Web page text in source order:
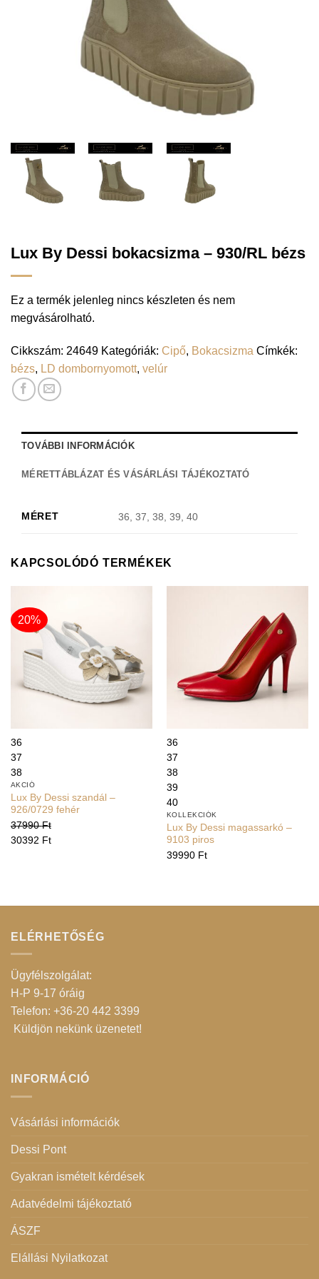
Lux By Dessi bokacsizma – 930/RL bézs
Ez a termék jelenleg nincs készleten és nem
megvásárolható.
Cikkszám: 24649 Kategóriák: Cipő, Bokacsizma Címkék:
bézs, LD dombornyomott, velúr
TOVÁBBI INFORMÁCIÓK
MÉRETTÁBLÁZAT ÉS VÁSÁRLÁSI TÁJÉKOZTATÓ
MÉRET 36, 37, 38, 39, 40
KAPCSOLÓDÓ TERMÉKEK
20%
36
37
38
AKCIÓ
Lux By Dessi szandál –
926/0729 fehér
37990Ft
30392 Ft
36
37
38
39
40
KOLLEKCIÓK
Lux By Dessi magassarkó –
9103 piros
39990 Ft
ELÉRHETŐSÉG
Ügyfélszolgálat:
H-P 9-17 óráig
Telefon: +36-20 442 3399
Küldjön nekünk üzenetet!
INFORMÁCIÓ
Vásárlási információk
Dessi Pont
Gyakran ismételt kérdések
Adatvédelmi tájékoztató
ÁSZF
Elállási Nyilatkozat